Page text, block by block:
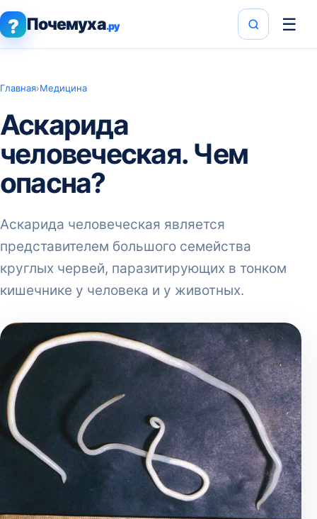
? Почемуха.ру ☰
Главная›Медицина
Аскарида
человеческая. Чем
опасна?
Аскарида человеческая является
представителем большого семейства
круглых червей, паразитирующих в тонком
кишечнике у человека и у животных.